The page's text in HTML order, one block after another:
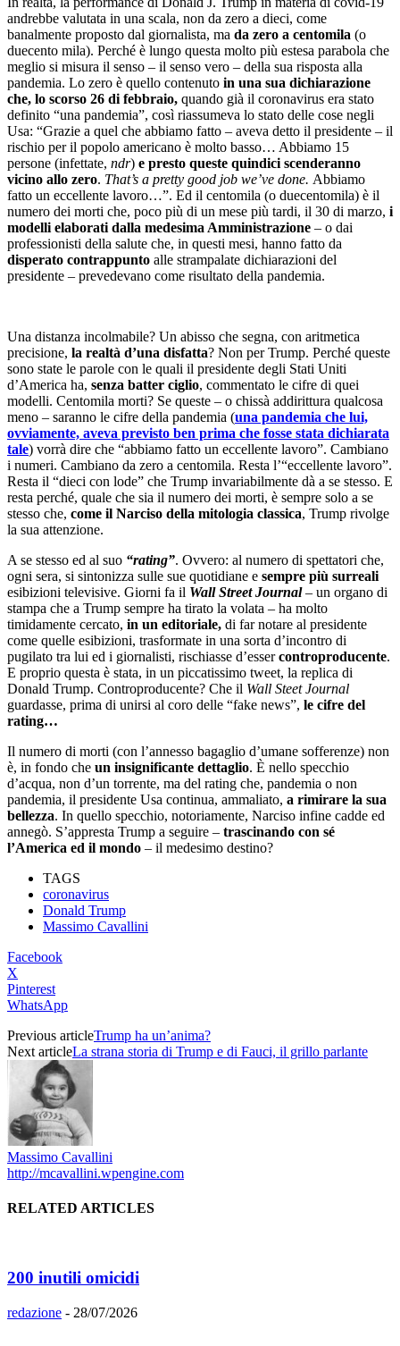
andrebbe valutata in una scala, non da zero a dieci, come
banalmente proposto dal giornalista, ma da zero a centomila (o
duecento mila). Perché è lungo questa molto più estesa parabola che
meglio si misura il senso – il senso vero – della sua risposta alla
pandemia. Lo zero è quello contenuto in una sua dichiarazione
che, lo scorso 26 di febbraio, quando già il coronavirus era stato
definito “una pandemia”, così riassumeva lo stato delle cose negli
Usa: “Grazie a quel che abbiamo fatto – aveva detto il presidente – il
rischio per il popolo americano è molto basso… Abbiamo 15
persone (infettate, ndr) e presto queste quindici scenderanno
vicino allo zero. That’s a pretty good job we’ve done. Abbiamo
fatto un eccellente lavoro…”. Ed il centomila (o duecentomila) è il
numero dei morti che, poco più di un mese più tardi, il 30 di marzo, i
modelli elaborati dalla medesima Amministrazione – o dai
professionisti della salute che, in questi mesi, hanno fatto da
disperato contrappunto alle strampalate dichiarazioni del
presidente – prevedevano come risultato della pandemia.
Una distanza incolmabile? Un abisso che segna, con aritmetica
precisione, la realtà d’una disfatta? Non per Trump. Perché queste
sono state le parole con le quali il presidente degli Stati Uniti
d’America ha, senza batter ciglio, commentato le cifre di quei
modelli. Centomila morti? Se queste – o chissà addirittura qualcosa
meno – saranno le cifre della pandemia (una pandemia che lui,
ovviamente, aveva previsto ben prima che fosse stata dichiarata
tale) vorrà dire che “abbiamo fatto un eccellente lavoro”. Cambiano
i numeri. Cambiano da zero a centomila. Resta l’“eccellente lavoro”.
Resta il “dieci con lode” che Trump invariabilmente dà a se stesso. E
resta perché, quale che sia il numero dei morti, è sempre solo a se
stesso che, come il Narciso della mitologia classica, Trump rivolge
la sua attenzione.
A se stesso ed al suo “rating”. Ovvero: al numero di spettatori che,
ogni sera, si sintonizza sulle sue quotidiane e sempre più surreali
esibizioni televisive. Giorni fa il Wall Street Journal– un organo di
stampa che a Trump sempre ha tirato la volata – ha molto
timidamente cercato, in un editoriale, di far notare al presidente
come quelle esibizioni, trasformate in una sorta d’incontro di
pugilato tra lui ed i giornalisti, rischiasse d’essercontroproducente.
E proprio questa è stata, in un piccatissimo tweet, la replica di
Donald Trump. Controproducente? Che il Wall Steet Journal
guardasse, prima di unirsi al coro delle “fake news”, le cifre del
rating…
Il numero di morti (con l’annesso bagaglio d’umane sofferenze) non
è, in fondo che un insignificante dettaglio. È nello specchio
d’acqua, non d’un torrente, ma del rating che, pandemia o non
pandemia, il presidente Usa continua, ammaliato, a rimirare la sua
bellezza. In quello specchio, notoriamente, Narciso infine cadde ed
annegò. S’appresta Trump a seguire – trascinando con sé
l’America ed il mondo – il medesimo destino?
TAGS
coronavirus
Donald Trump
Massimo Cavallini
Facebook
X
Pinterest
WhatsApp
Previous articleTrump ha un’anima?
Next articleLa strana storia di Trump e di Fauci, il grillo parlante
Massimo Cavallini
http://mcavallini.wpengine.com
RELATED ARTICLES
200 inutili omicidi
redazione - 28/07/2026